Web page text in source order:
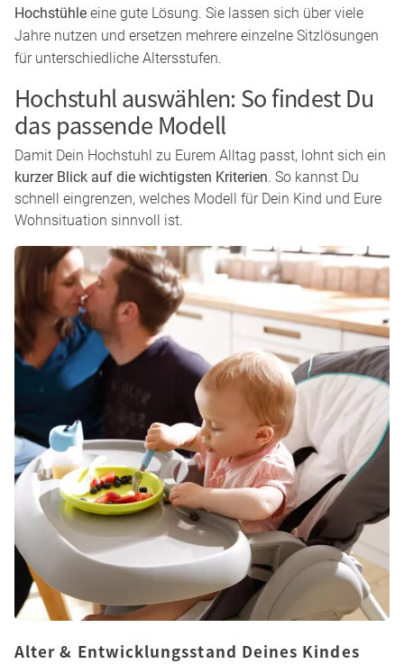
behalten möchtest.
Alltag mit mehreren Kindern
besonders praktisch: Dein Kind hat seinen festen, sicheren
Platz, während Du Dich parallel um andere Aufgaben oder
Geschwister kümmern kannst.
Kleine Wohnung & wenig Platz
Gerade bei begrenztem Platzangebot sind
Jahre nutzen und ersetzen mehrere einzelne Sitzlösungen
für unterschiedliche Altersstufen.
Hochstuhl auswählen: So findest Du
das passende Modell
Damit Dein Hochstuhl zu Eurem Alltag passt, lohnt sich ein
kurzer Blick auf die wichtigsten Kriterien
. So kannst Du
schnell eingrenzen, welches Modell für Dein Kind und Eure
Wohnsituation sinnvoll ist.